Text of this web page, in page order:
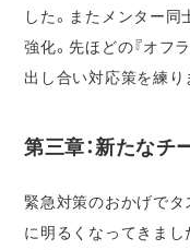
した。またメンター同
強化。先ほどの『オフ
出し合い対応策を練り
第三章：新たなチ
緊急対策のおかげでタ
に明るくなってきま